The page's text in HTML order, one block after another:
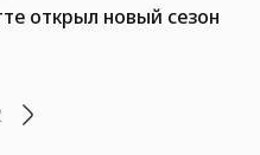
открыл новый сезон